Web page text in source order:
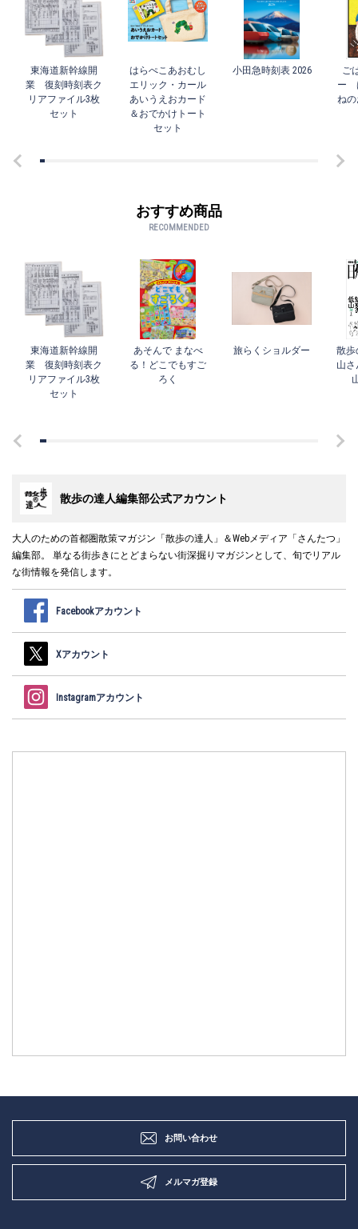
東海道新幹線開
業 復刻時刻表ク
リアファイル3枚
セット
はらぺこあおむし
エリック・カール
あいうえおカード
＆おでかけトート
セット
小田急時刻表 2026
ご
ー
ね
おすすめ商品
RECOMMENDED
東海道新幹線開
業 復刻時刻表ク
リアファイル3枚
セット
あそんで まなべ
る！どこでもすご
ろく
旅らくショルダー
散歩
山さ
散歩の達人編集部公式アカウント
大人のための首都圏散策マガジン「散歩の達人」＆Webメディア「さんたつ」
編集部。 単なる街歩きにとどまらない街深掘りマガジンとして、旬でリアル
な街情報を発信します。
Facebookアカウント
Xアカウント
Instagramアカウント
お問い合わせ
メルマガ登録